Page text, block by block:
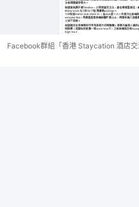
Facebook群組「香港 Staycation 酒店交